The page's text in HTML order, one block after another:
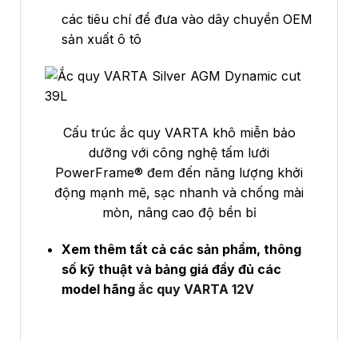
các tiêu chí để đưa vào dây chuyền OEM
sản xuất ô tô
Cấu trúc ắc quy VARTA khô miễn bảo
dưỡng với công nghệ tấm lưới
PowerFrame® đem đến năng lượng khởi
động mạnh mẽ, sạc nhanh và chống mài
mòn, nâng cao độ bền bỉ
Xem thêm tất cả các sản phẩm, thông
số kỹ thuật và bảng giá đầy đủ các
model hãngắc quy VARTA 12V